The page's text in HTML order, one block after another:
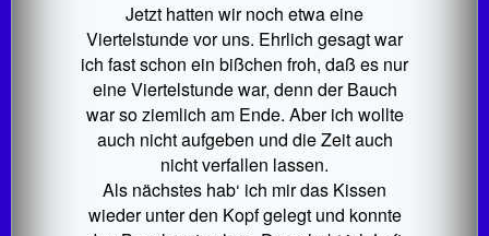
Jetzt hatten wir noch etwa eine
Viertelstunde vor uns. Ehrlich gesagt war
ich fast schon ein bißchen froh, daß es nur
eine Viertelstunde war, denn der Bauch
war so ziemlich am Ende. Aber ich wollte
auch nicht aufgeben und die Zeit auch
nicht verfallen lassen.
Als nächstes hab‘ ich mir das Kissen
wieder unter den Kopf gelegt und konnte